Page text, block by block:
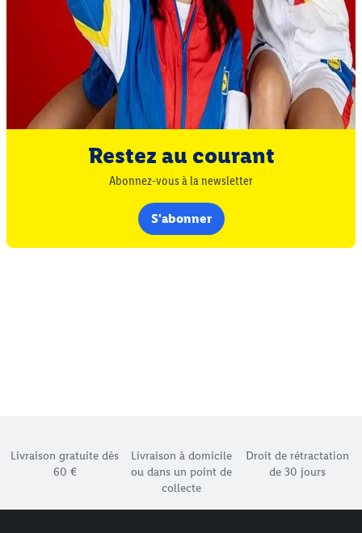
Restez au courant
Abonnez-vous à la newsletter
S'abonner
Livraison gratuite dès
60 €
Livraison à domicile
ou dans un point de
collecte
Droit de rétractation
de 30 jours